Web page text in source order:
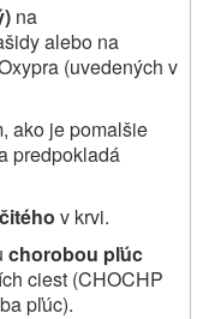
na
alebo na
(uvedených v
ako je pomalšie
predpokladá
v krvi.
chorobou pľúc
ciest (CHOCHP
pľúc).